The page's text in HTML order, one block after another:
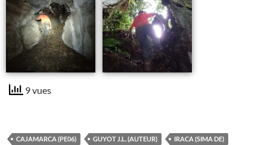
9 vues
CAJAMARCA (PE06) GUYOT J.L. (AUTEUR)
IRACA (SIMA DE)